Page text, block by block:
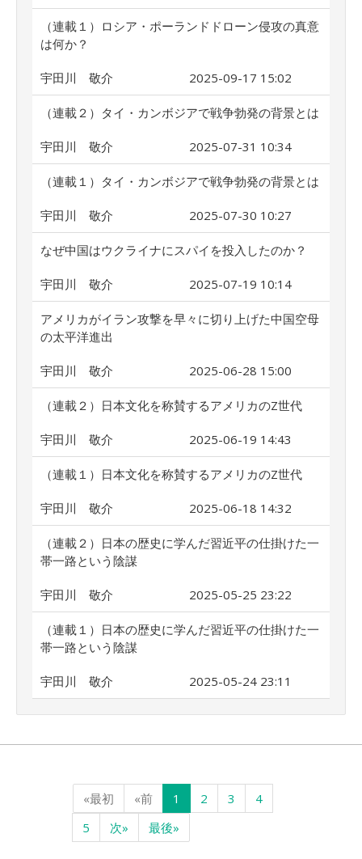
（連載１）ロシア・ポーランドドローン侵攻の真意
は何か？
宇田川 敬介 2025-09-17 15:02
（連載２）タイ・カンボジアで戦争勃発の背景とは
宇田川 敬介 2025-07-31 10:34
（連載１）タイ・カンボジアで戦争勃発の背景とは
宇田川 敬介 2025-07-30 10:27
なぜ中国はウクライナにスパイを投入したのか？
宇田川 敬介 2025-07-19 10:14
アメリカがイラン攻撃を早々に切り上げた中国空母
の太平洋進出
宇田川 敬介 2025-06-28 15:00
（連載２）日本文化を称賛するアメリカのZ世代
宇田川 敬介 2025-06-19 14:43
（連載１）日本文化を称賛するアメリカのZ世代
宇田川 敬介 2025-06-18 14:32
（連載２）日本の歴史に学んだ習近平の仕掛けた一
帯一路という陰謀
宇田川 敬介 2025-05-25 23:22
（連載１）日本の歴史に学んだ習近平の仕掛けた一
帯一路という陰謀
宇田川 敬介 2025-05-24 23:11
«最初 «前 1 2 3
4
5
次» 最後»